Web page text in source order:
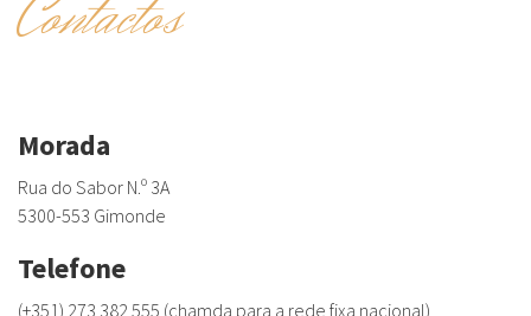
Morada
Rua do Sabor N.º 3A
5300-553 Gimonde
Telefone
(+351) 273 382 555 (chamda para a rede fixa nacional)